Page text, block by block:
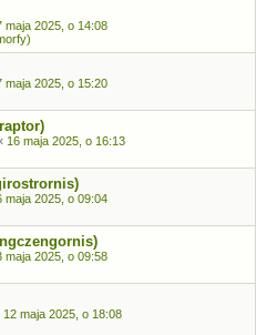
maja 2025, o 14:08
maja 2025, o 15:20
16 maja 2025, o 16:13
maja 2025, o 09:04
maja 2025, o 09:58
12 maja 2025, o 18:08